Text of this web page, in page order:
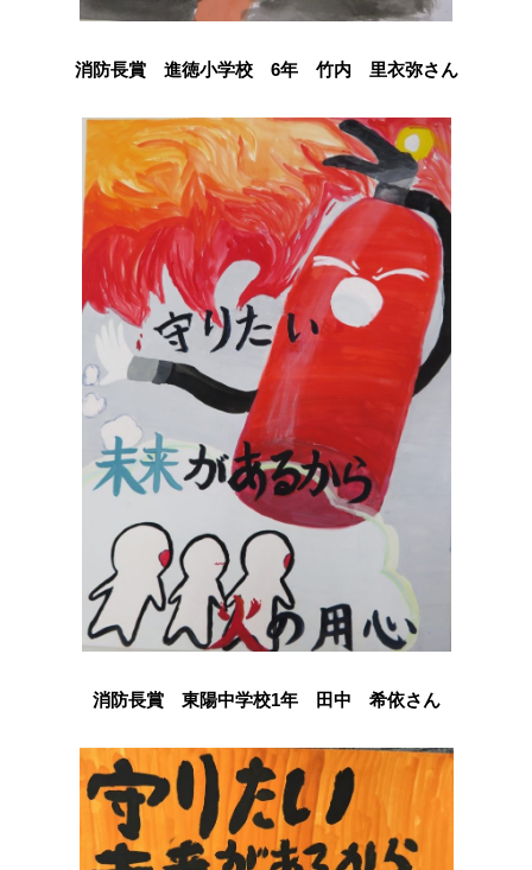
消防長賞 進徳小学校 6年 竹内 里衣弥さん
消防長賞 東陽中学校1年 田中 希依さん